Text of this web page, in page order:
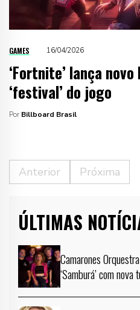
GAMES 16/04/2026
‘Fortnite’ lança
‘festival’ do jogo
Por Billboard Brasil
Anterior Próxima
ÚLTIMAS
Camarones
‘Samburá’ com nova